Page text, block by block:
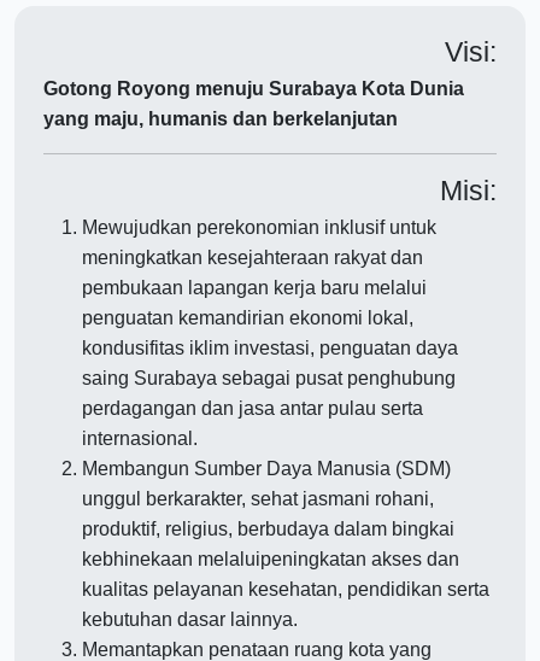
Visi:
Gotong Royong menuju Surabaya Kota Dunia
yang maju, humanis dan berkelanjutan
Misi:
Mewujudkan perekonomian inklusif untuk
meningkatkan kesejahteraan rakyat dan
pembukaan lapangan kerja baru melalui
penguatan kemandirian ekonomi lokal,
kondusifitas iklim investasi, penguatan daya
saing Surabaya sebagai pusat penghubung
perdagangan dan jasa antar pulau serta
internasional.
Membangun Sumber Daya Manusia (SDM)
unggul berkarakter, sehat jasmani rohani,
produktif, religius, berbudaya dalam bingkai
kebhinekaan melaluipeningkatan akses dan
kualitas pelayanan kesehatan, pendidikan serta
kebutuhan dasar lainnya.
Memantapkan penataan ruang kota yang